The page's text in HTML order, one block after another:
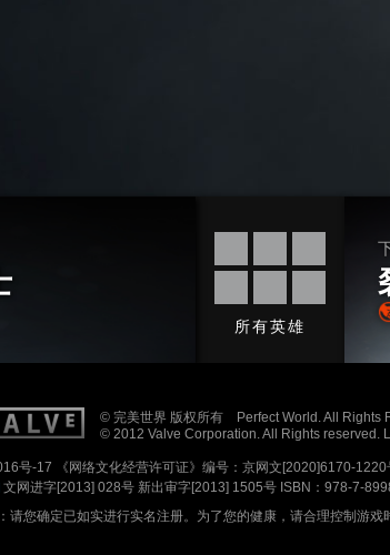
所有英雄
© 完美世界 版权所有 Perfect World. All Rights
© 2012 Valve Corporation. All Rights reserved.
号-17 《网络文化经营许可证》编号：京网文[2020]6170-1220
文网进字[2013] 028号 新出审字[2013] 1505号 ISBN：978-7-
请您确定已如实进行实名注册。为了您的健康，请合理控制游